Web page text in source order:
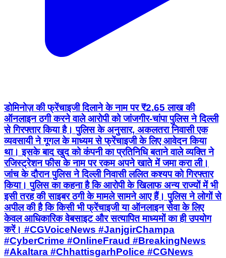
डोमिनोज़ की फ्रेंचाइजी दिलाने के नाम पर ₹2.65 लाख की
ऑनलाइन ठगी करने वाले आरोपी को जांजगीर-चांपा पुलिस ने दिल्ली
से गिरफ्तार किया है। पुलिस के अनुसार, अकलतरा निवासी एक
व्यवसायी ने गूगल के माध्यम से फ्रेंचाइजी के लिए आवेदन किया
था। इसके बाद खुद को कंपनी का प्रतिनिधि बताने वाले व्यक्ति ने
रजिस्ट्रेशन फीस के नाम पर रकम अपने खाते में जमा करा ली।
जांच के दौरान पुलिस ने दिल्ली निवासी ललित कश्यप को गिरफ्तार
किया। पुलिस का कहना है कि आरोपी के खिलाफ अन्य राज्यों में भी
इसी तरह की साइबर ठगी के मामले सामने आए हैं। पुलिस ने लोगों से
अपील की है कि किसी भी फ्रेंचाइजी या ऑनलाइन सेवा के लिए
केवल आधिकारिक वेबसाइट और सत्यापित माध्यमों का ही उपयोग
करें। #CGVoiceNews #JanjgirChampa
#CyberCrime #OnlineFraud #BreakingNews
#Akaltara #ChhattisgarhPolice #CGNews